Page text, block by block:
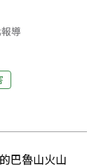
導
巴魯山火山